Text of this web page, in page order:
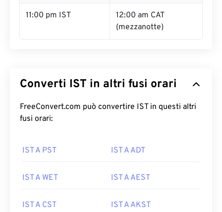
11:00 pm IST
12:00 am CAT
(mezzanotte)
Converti IST in altri fusi orari
FreeConvert.com può convertire IST in questi altri
fusi orari:
IST A PST IST A ADT
IST A WET IST A AEST
IST A CST IST A AKST